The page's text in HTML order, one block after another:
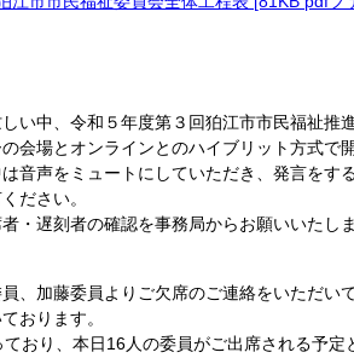
い中、令和５年度第３回狛江市市民福祉推
会場とオンラインとのハイブリット方式で
音声をミュートにしていただき、発言をす
ださい。
・遅刻者の確認を事務局からお願いいたしま
、加藤委員よりご欠席のご連絡をいただい
おります。
おり、本日16人の委員がご出席される予定